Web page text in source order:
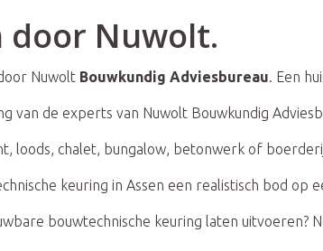
door Nuwolt.
Nuwolt Bouwkundig Adviesbureau. Een
de experts van Nuwolt Bouwkundig
loods, chalet, bungalow, betonwerk of
keuring in Assen een realistisch bod op
bouwtechnische keuring laten uitvoeren?